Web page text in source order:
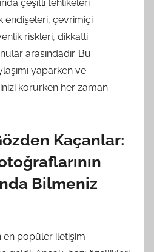
çeşitli tehlikeleri
endişeleri, çevrimiçi
riskleri, dikkatli
arasındadır. Bu
yaparken ve
korurken her zaman
Kaçanlar:
Bilmeniz
en popüler iletişim